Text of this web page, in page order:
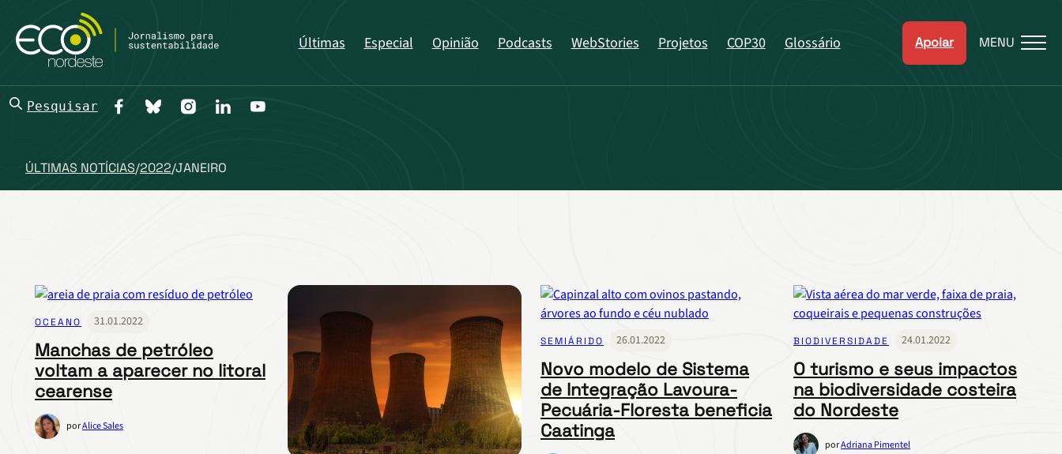
Últimas Especial Opinião Podcasts WebStories Projetos COP30 Glossário Apoiar MENU
Pesquisar
ÚLTIMAS NOTÍCIAS/2022/JANEIRO
OCEANO 31.01.2022
Manchas de petróleo
voltam a aparecer no litoral
cearense
porAlice Sales
SEMIÁRIDO 26.01.2022
Novo modelo de Sistema
de Integração Lavoura-
Pecuária-Floresta beneficia
Caatinga
BIODIVERSIDADE 24.01.2022
O turismo e seus impactos
na biodiversidade costeira
do Nordeste
porAdriana Pimentel